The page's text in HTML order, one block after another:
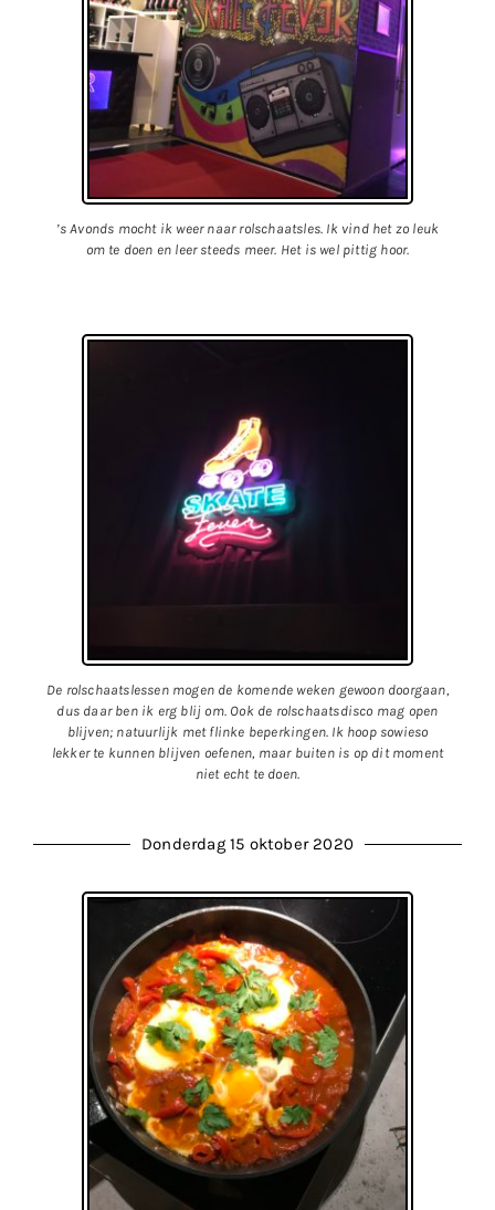
’s Avonds mocht ik weer naar rolschaatsles. Ik vind het zo leuk
om te doen en leer steeds meer. Het is wel pittig hoor.
De rolschaatslessen mogen de komende weken gewoon doorgaan,
dus daar ben ik erg blij om. Ook de rolschaatsdisco mag open
blijven; natuurlijk met flinke beperkingen. Ik hoop sowieso
lekker te kunnen blijven oefenen, maar buiten is op dit moment
niet echt te doen.
Donderdag 15 oktober 2020